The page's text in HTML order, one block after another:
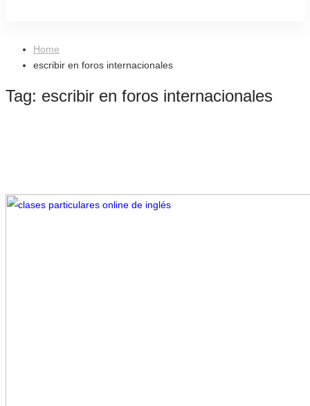
Home
escribir en foros internacionales
Tag: escribir en foros internacionales